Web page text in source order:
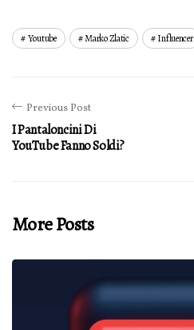
Youtube Marko Zlatic Influencer
Previous Post
I Pantaloncini Di
YouTube Fanno Soldi?
More Posts